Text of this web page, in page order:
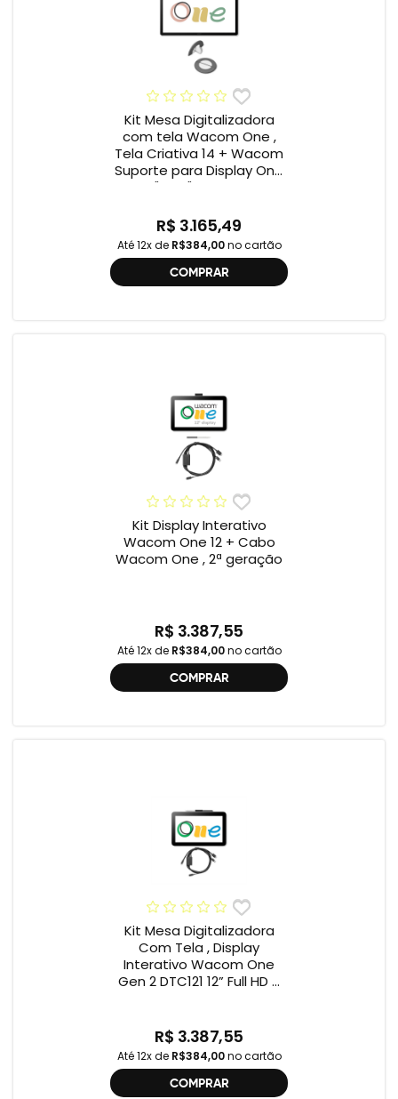
Kit Mesa Digitalizadora
com tela Wacom One ,
Tela Criativa 14 + Wacom
Suporte para Display One
12" e 13" ACK649Z
R$ 3.165,49
Até 12x de R$384,00no cartão
COMPRAR
Kit Display Interativo
Wacom One 12 + Cabo
Wacom One , 2ª geração
R$ 3.387,55
Até 12x de R$384,00no cartão
COMPRAR
Kit Mesa Digitalizadora
Com Tela , Display
Interativo Wacom One
Gen 2 DTC121 12” Full HD +
DTH134W,
R$ 3.387,55
Até 12x de R$384,00no cartão
COMPRAR